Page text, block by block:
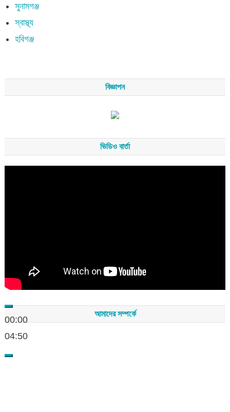
সুনামগঞ্জ
স্বাস্থ্য
হবিগঞ্জ
বিজ্ঞাপন
ভিডিও বার্তা
00:00
04:50
আমাদের সম্পর্কে